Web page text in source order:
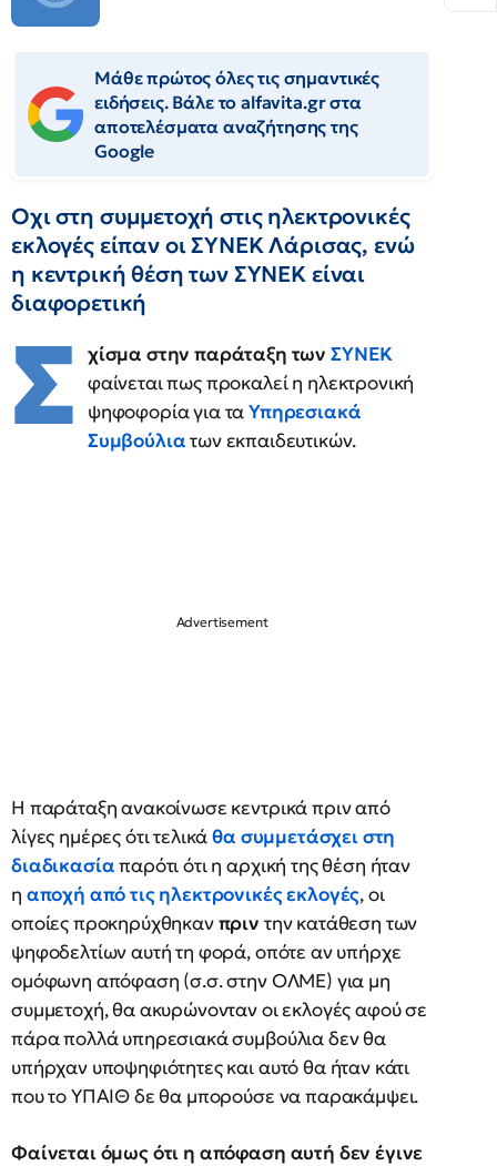
Μάθε πρώτος όλες τις σημαντικές
ειδήσεις. Βάλε το alfavita.gr στα
αποτελέσματα αναζήτησης της
Google
Οχι στη συμμετοχή στις ηλεκτρονικές
εκλογές είπαν οι ΣΥΝΕΚ Λάρισας, ενώ
η κεντρική θέση των ΣΥΝΕΚ είναι
διαφορετική
Σ χίσμα στην παράταξη τωνΣΥΝΕΚ
φαίνεται πως προκαλεί η ηλεκτρονική
ψηφοφορία για ταΥπηρεσιακά
Συμβούλιατων εκπαιδευτικών.
Η παράταξη ανακοίνωσε κεντρικά πριν από
λίγες ημέρες ότι τελικάθα συμμετάσχει στη
διαδικασίαπαρότι ότι η αρχική της θέση ήταν
η αποχή από τις ηλεκτρονικές εκλογές, οι
οποίες προκηρύχθηκανπριν την κατάθεση των
ψηφοδελτίων αυτή τη φορά, οπότε αν υπήρχε
ομόφωνη απόφαση (σ.σ. στην ΟΛΜΕ) για μη
συμμετοχή, θα ακυρώνονταν οι εκλογές αφού σε
πάρα πολλά υπηρεσιακά συμβούλια δεν θα
υπήρχαν υποψηφιότητες και αυτό θα ήταν κάτι
που το ΥΠΑΙΘ δε θα μπορούσε να παρακάμψει.
Φαίνεται όμως ότι η απόφαση αυτή δεν έγινε